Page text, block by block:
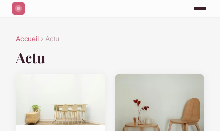
Accueil › Actu
Actu